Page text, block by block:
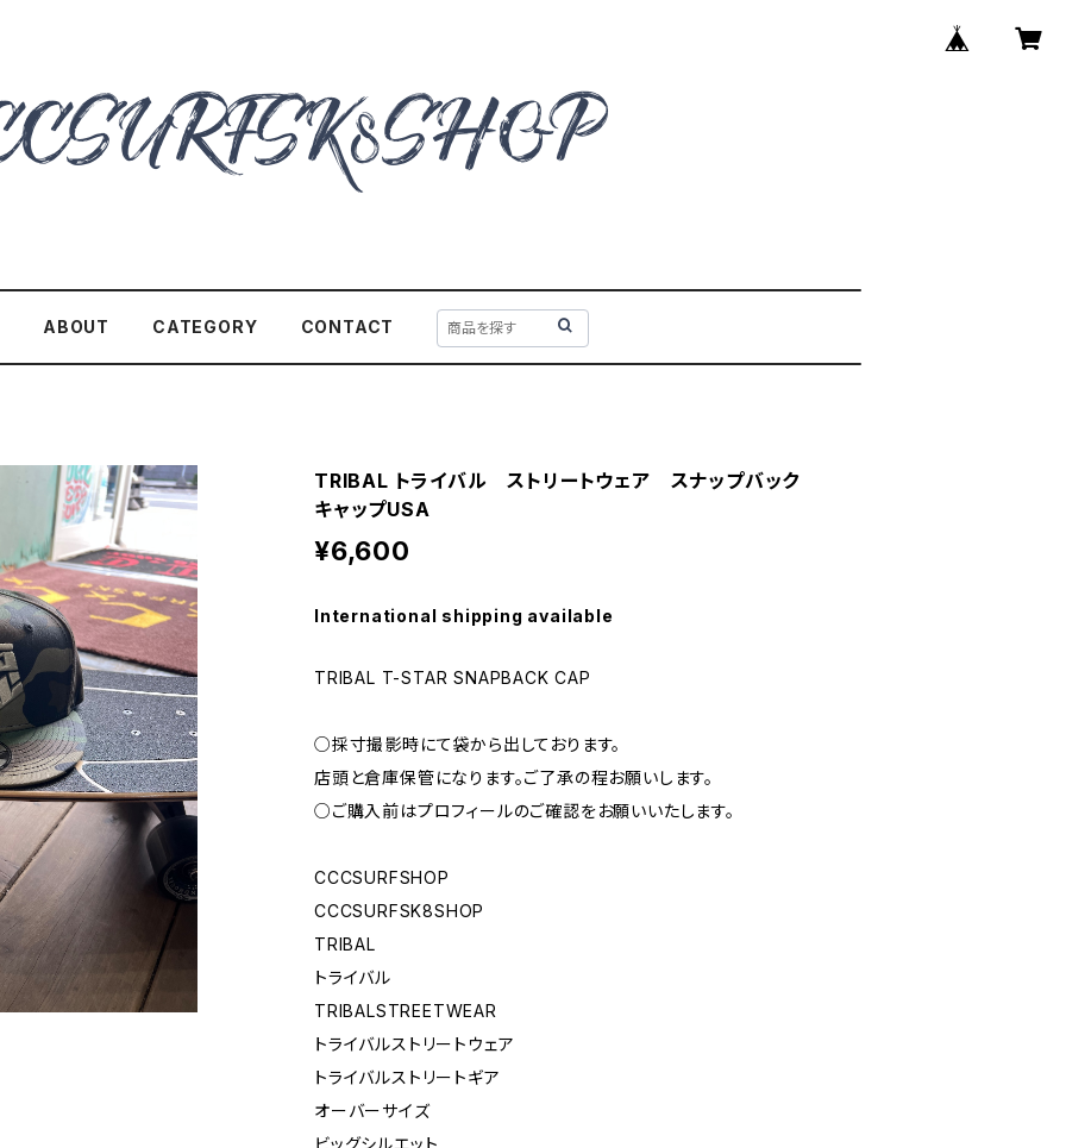
ABOUT CATEGORY CONTACT
TRIBAL トライバル ストリートウェア スナップバック
キャップUSA
¥6,600
International shipping available
TRIBAL T-STAR SNAPBACK CAP
○採寸撮影時にて袋から出しております。
店頭と倉庫保管になります。ご了承の程お願いします。
○ご購入前はプロフィールのご確認をお願いいたします。
CCCSURFSHOP
CCCSURFSK8SHOP
TRIBAL
トライバル
TRIBALSTREETWEAR
トライバルストリートウェア
トライバルストリートギア
オーバーサイズ
ビッグシルエット